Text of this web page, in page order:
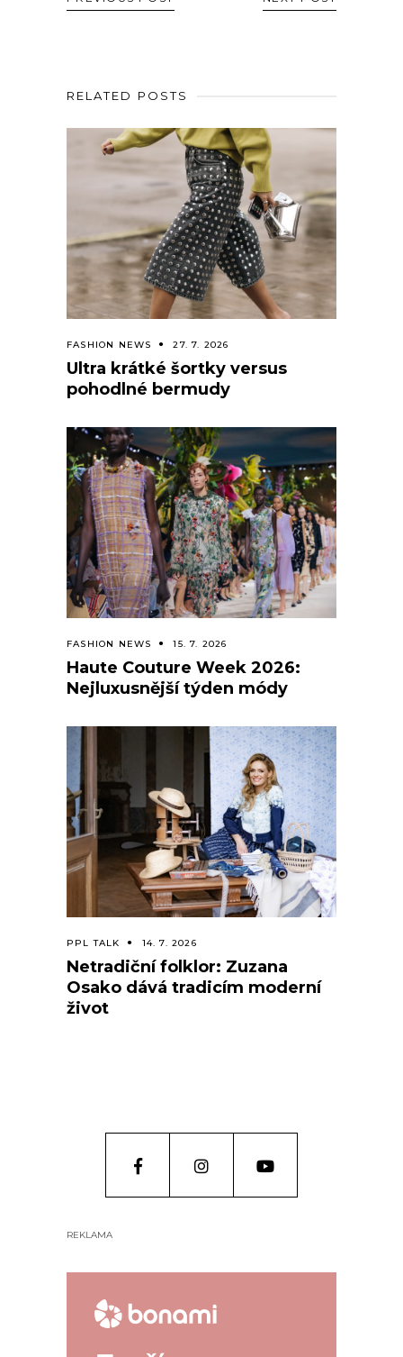
RELATED POSTS
FASHION NEWS 27. 7. 2026
Ultra krátké šortky versus
pohodlné bermudy
FASHION NEWS 15. 7. 2026
Haute Couture Week 2026:
Nejluxusnější týden módy
PPL TALK 14. 7. 2026
Netradiční folklor: Zuzana
Osako dává tradicím moderní
život
REKLAMA